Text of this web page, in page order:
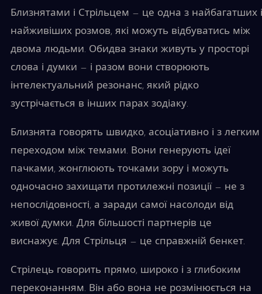
Близнятами і Стрільцем — це одна з найбагатших і
найживіших розмов, які можуть відбуватись між
двома людьми. Обидва знаки живуть у просторі
слова і думки — і разом вони створюють
інтелектуальний резонанс, який рідко
зустрічається в інших парах зодіаку.
Близнята говорять швидко, асоціативно і з легким
переходом між темами. Вони генерують ідеї
пачками, жонглюють точками зору і можуть
одночасно захищати протилежні позиції — не з
непослідовності, а заради самої насолоди від
живої думки. Для більшості партнерів це
виснажує. Для Стрільця — це справжній бенкет.
Стрілець говорить прямо, широко і з глибоким
переконанням. Він або вона не розмінюється на